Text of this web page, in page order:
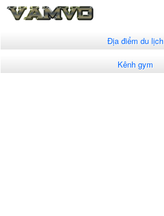
Địa điểm du lịch
Kênh gym